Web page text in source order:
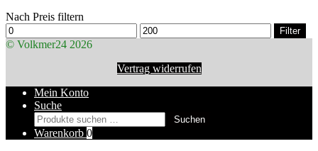
Nach Preis filtern
Min.
Preis
Max.
Preis
Filter
© Volkmer24 2026
Vertrag widerrufen
Mein Konto
Suche
Suchen
nach:
Suchen
Warenkorb 0